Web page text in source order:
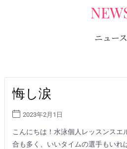
ニュース
悔し涙
2023年2月1日
こんにちは！水泳個人レッスンスエ
合も多く、いいタイムの選手もいれ